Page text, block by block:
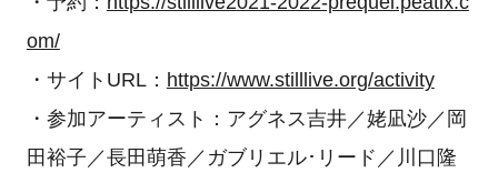
om/
・サイトURL： https://www.stilllive.org/activity
・参加アーティスト：アグネス吉井／姥凪沙／岡
田裕子／長田萌香／ガブリエル･リード／川口隆